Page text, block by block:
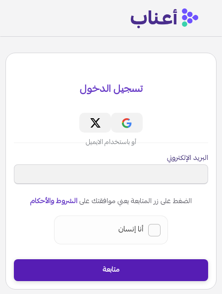
تسجيل الدخول
أو باستخدام الايميل
البريد الإلكتروني
الضغط على زر المتابعة يعني موافقتك علىالشروط والأحكام